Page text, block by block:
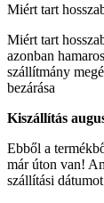
Miért tart
Miért tart
azonban
szállítmány
bezárása
Kiszállítás
Ebből a
már úton van!
szállítási